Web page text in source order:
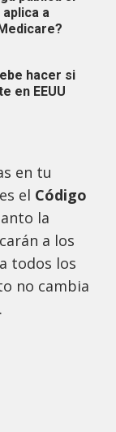
a
hacer si
en EEUU
en tu
el Código
la
a los
todos los
no cambia